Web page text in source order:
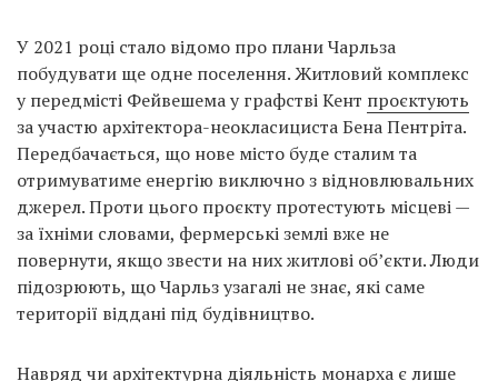
У 2021 році стало відомо про плани Чарльза
побудувати ще одне поселення. Житловий комплекс
у передмісті Фейвешема у графстві Кент проєктують
за участю архітектора-неокласициста Бена Пентріта.
Передбачається, що нове місто буде сталим та
отримуватиме енергію виключно з відновлювальних
джерел. Проти цього проєкту протестують місцеві —
за їхніми словами, фермерські землі вже не
повернути, якщо звести на них житлові об’єкти. Люди
підозрюють, що Чарльз узагалі не знає, які саме
території віддані під будівництво.
Навряд чи архітектурна діяльність монарха є лише